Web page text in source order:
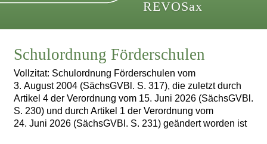
REVOSax
Schulordnung Förderschulen
Vollzitat: Schulordnung Förderschulen vom
3. August 2004 (SächsGVBl. S. 317), die zuletzt durch
Artikel 4 der Verordnung vom 15. Juni 2026 (SächsGVBl.
S. 230) und durch Artikel 1 der Verordnung vom
24. Juni 2026 (SächsGVBl. S. 231) geändert worden ist